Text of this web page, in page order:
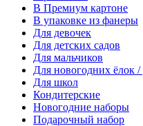
В Премиум картоне
В упаковке из фанеры
Для девочек
Для детских садов
Для мальчиков
Для новогодних ёлок /
Для школ
Кондитерские
Новогодние наборы
Подарочный набор